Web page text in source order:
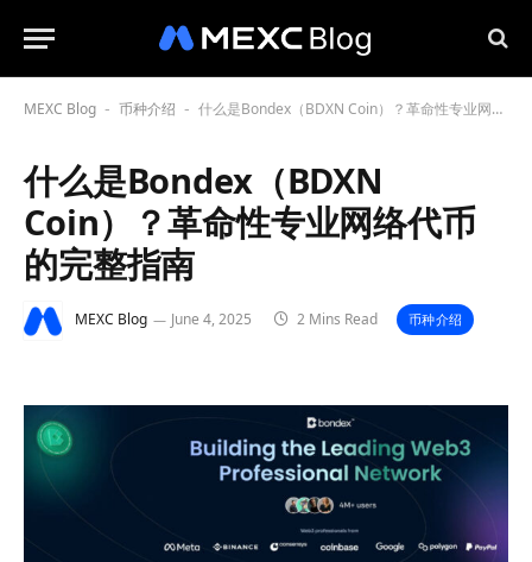
MEXC Blog - 币种介绍 - 什么是Bondex（BDXN Coin）？革命性专业网络代币的完整指南
什么是Bondex（BDXN
Coin）？革命性专业网络代币
的完整指南
MEXC Blog June 4, 2025 2 Mins Read 币种介绍